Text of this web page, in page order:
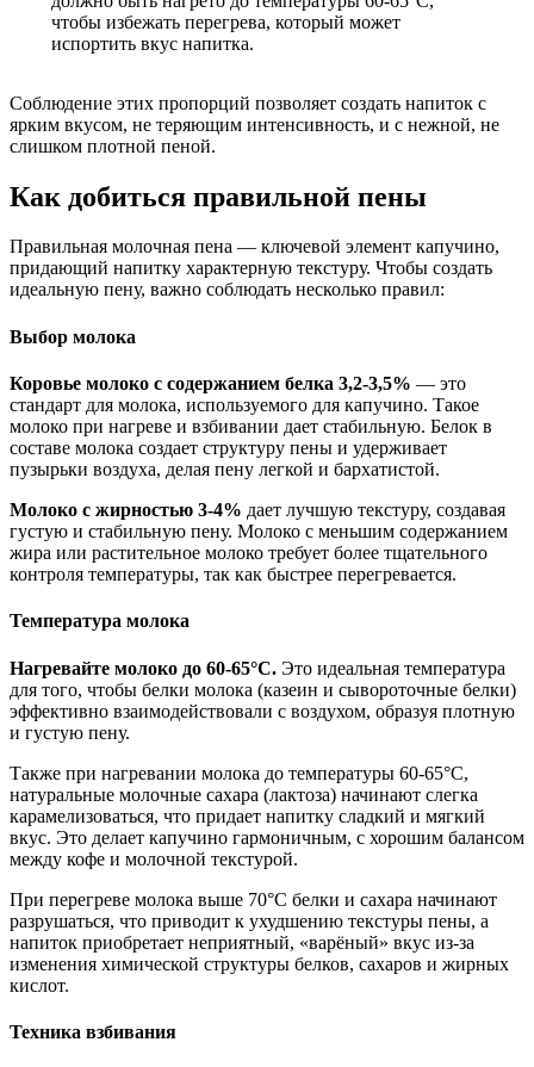
чтобы избежать перегрева, который может
испортить вкус напитка.
Соблюдение этих пропорций позволяет создать напиток с
ярким вкусом, не теряющим интенсивность, и с нежной, не
слишком плотной пеной.
Как добиться правильной пены
Правильная молочная пена — ключевой элемент капучино,
придающий напитку характерную текстуру. Чтобы создать
идеальную пену, важно соблюдать несколько правил:
Выбор молока
Коровье молоко с содержанием белка 3,2-3,5% — это
стандарт для молока, используемого для капучино. Такое
молоко при нагреве и взбивании дает стабильную. Белок в
составе молока создает структуру пены и удерживает
пузырьки воздуха, делая пену легкой и бархатистой.
Молоко с жирностью 3-4% дает лучшую текстуру, создавая
густую и стабильную пену. Молоко с меньшим содержанием
жира или растительное молоко требует более тщательного
контроля температуры, так как быстрее перегревается.
Температура молока
Нагревайте молоко до 60-65°C. Это идеальная температура
для того, чтобы белки молока (казеин и сывороточные белки)
эффективно взаимодействовали с воздухом, образуя плотную
и густую пену.
Также при нагревании молока до температуры 60-65°C,
натуральные молочные сахара (лактоза) начинают слегка
карамелизоваться, что придает напитку сладкий и мягкий
вкус. Это делает капучино гармоничным, с хорошим балансом
между кофе и молочной текстурой.
При перегреве молока выше 70°C белки и сахара начинают
разрушаться, что приводит к ухудшению текстуры пены, а
напиток приобретает неприятный, «варёный» вкус из-за
изменения химической структуры белков, сахаров и жирных
кислот.
Техника взбивания